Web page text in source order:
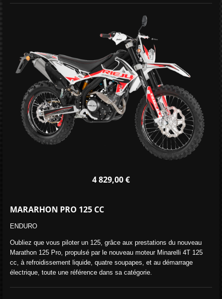
4 829,00 €
MARARHON PRO 125 CC
ENDURO
Oubliez que vous piloter un 125, grâce aux prestations du nouveau
Marathon 125 Pro, propulsé par le nouveau moteur Minarelli 4T 125
cc, à refroidissement liquide, quatre soupapes, et au démarrage
électrique, toute une référence dans sa catégorie.